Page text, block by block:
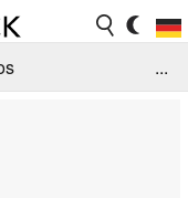
...